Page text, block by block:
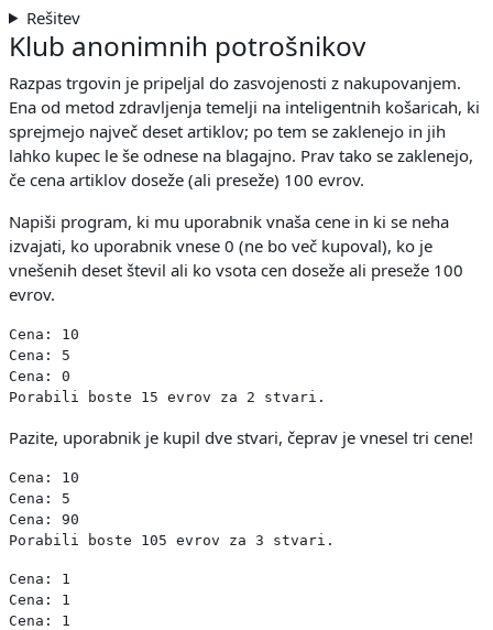
Rešitev
Klub anonimnih potrošnikov
Razpas trgovin je pripeljal do zasvojenosti z nakupovanjem.
Ena od metod zdravljenja temelji na inteligentnih košaricah, ki
sprejmejo največ deset artiklov; po tem se zaklenejo in jih
lahko kupec le še odnese na blagajno. Prav tako se zaklenejo,
če cena artiklov doseže (ali preseže) 100 evrov.
Napiši program, ki mu uporabnik vnaša cene in ki se neha
izvajati, ko uporabnik vnese 0 (ne bo več kupoval), ko je
vnešenih deset števil ali ko vsota cen doseže ali preseže 100
evrov.
Cena: 10
Cena: 5
Cena: 0
Pazite, uporabnik je kupil dve stvari, čeprav je vnesel tri cene!
Cena: 10
Cena: 5
Cena: 90
Cena: 1
Cena: 1
Cena: 1